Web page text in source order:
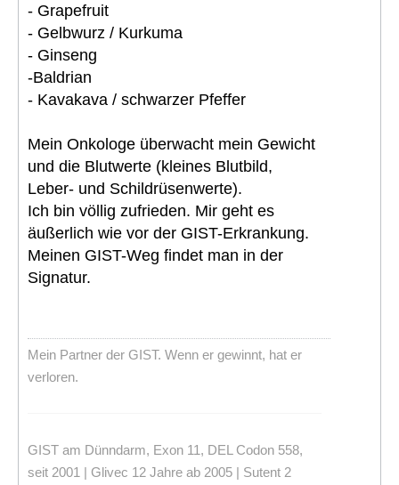
- Grapefruit
- Gelbwurz / Kurkuma
- Ginseng
-Baldrian
- Kavakava / schwarzer Pfeffer
Mein Onkologe überwacht mein Gewicht
und die Blutwerte (kleines Blutbild,
Leber- und Schildrüsenwerte).
Ich bin völlig zufrieden. Mir geht es
äußerlich wie vor der GIST-Erkrankung.
Meinen GIST-Weg findet man in der
Signatur.
Mein Partner der GIST. Wenn er gewinnt, hat er
verloren.
GIST am Dünndarm, Exon 11, DEL Codon 558,
seit 2001 | Glivec 12 Jahre ab 2005 | Sutent 2